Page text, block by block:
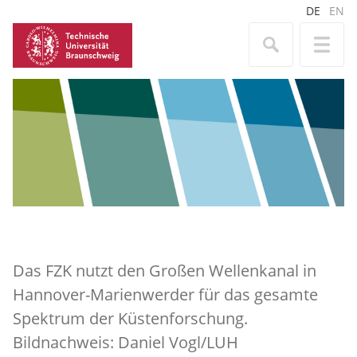
DE EN
Das FZK nutzt den Großen Wellenkanal in
Hannover-Marienwerder für das gesamte
Spektrum der Küstenforschung.
Bildnachweis: Daniel Vogl/LUH